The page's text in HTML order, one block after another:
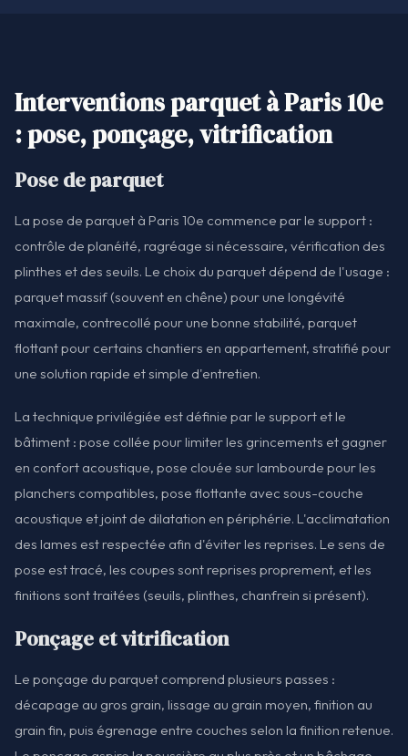
Interventions parquet à Paris 10e
: pose, ponçage, vitrification
Pose de parquet
La pose de parquet à Paris 10e commence par le support :
contrôle de planéité, ragréage si nécessaire, vérification des
plinthes et des seuils. Le choix du parquet dépend de l'usage :
parquet massif (souvent en chêne) pour une longévité
maximale, contrecollé pour une bonne stabilité, parquet
flottant pour certains chantiers en appartement, stratifié pour
une solution rapide et simple d'entretien.
La technique privilégiée est définie par le support et le
bâtiment : pose collée pour limiter les grincements et gagner
en confort acoustique, pose clouée sur lambourde pour les
planchers compatibles, pose flottante avec sous-couche
acoustique et joint de dilatation en périphérie. L'acclimatation
des lames est respectée afin d'éviter les reprises. Le sens de
pose est tracé, les coupes sont reprises proprement, et les
finitions sont traitées (seuils, plinthes, chanfrein si présent).
Ponçage et vitrification
Le ponçage du parquet comprend plusieurs passes :
décapage au gros grain, lissage au grain moyen, finition au
grain fin, puis égrenage entre couches selon la finition retenue.